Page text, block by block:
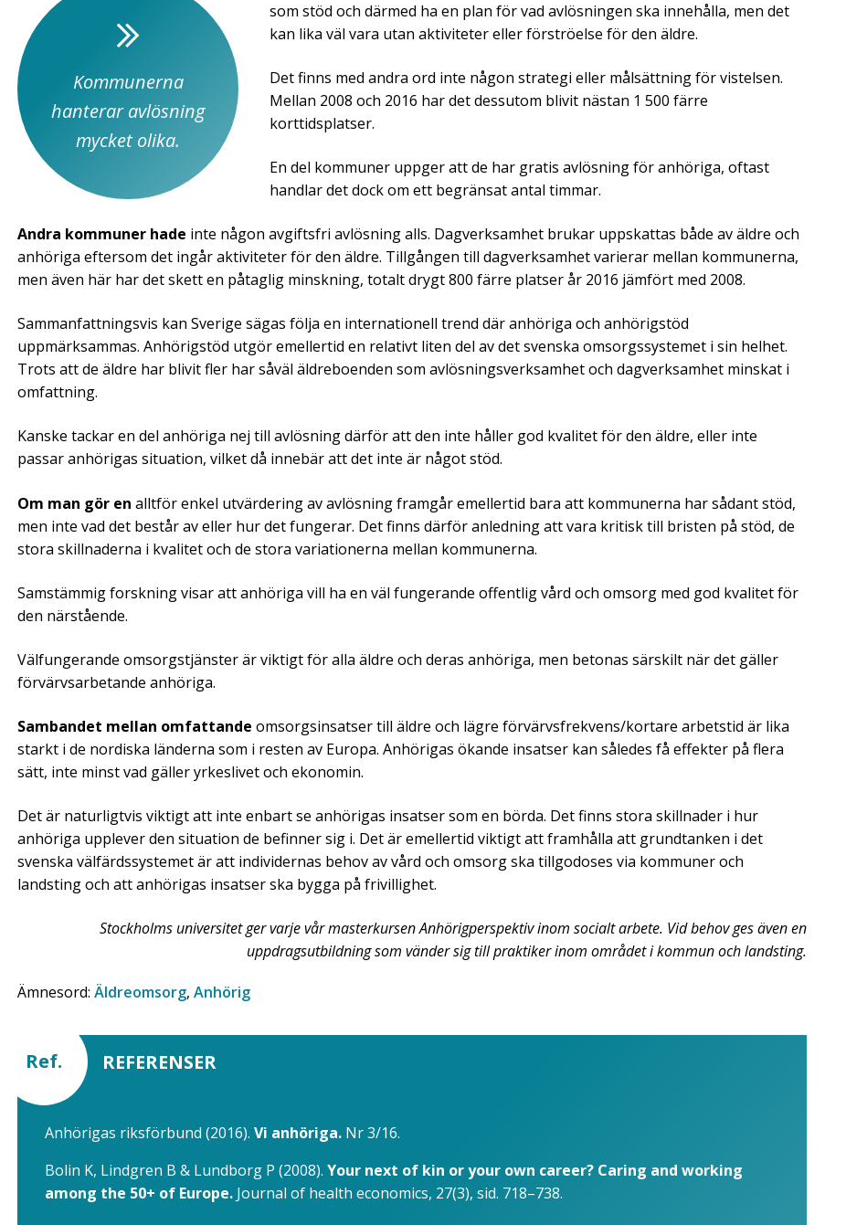
som stöd och därmed ha en plan för vad avlösningen ska innehålla, men det
kan lika väl vara utan aktiviteter eller förströelse för den äldre.
Det finns med andra ord inte någon strategi eller målsättning för vistelsen.
Mellan 2008 och 2016 har det dessutom blivit nästan 1 500 färre
korttidsplatser.
En del kommuner uppger att de har gratis avlösning för anhöriga, oftast
handlar det dock om ett begränsat antal timmar.
Kommunerna
hanterar avlösning
mycket olika.
Andra kommuner hade inte någon avgiftsfri avlösning alls. Dagverksamhet brukar uppskattas både av äldre och
anhöriga eftersom det ingår aktiviteter för den äldre. Tillgången till dagverksamhet varierar mellan kommunerna,
men även här har det skett en påtaglig minskning, totalt drygt 800 färre platser år 2016 jämfört med 2008.
Sammanfattningsvis kan Sverige sägas följa en internationell trend där anhöriga och anhörigstöd
uppmärksammas. Anhörigstöd utgör emellertid en relativt liten del av det svenska omsorgssystemet i sin helhet.
Trots att de äldre har blivit fler har såväl äldreboenden som avlösningsverksamhet och dagverksamhet minskat i
omfattning.
Kanske tackar en del anhöriga nej till avlösning därför att den inte håller god kvalitet för den äldre, eller inte
passar anhörigas situation, vilket då innebär att det inte är något stöd.
Om man gör en alltför enkel utvärdering av avlösning framgår emellertid bara att kommunerna har sådant stöd,
men inte vad det består av eller hur det fungerar. Det finns därför anledning att vara kritisk till bristen på stöd, de
stora skillnaderna i kvalitet och de stora variationerna mellan kommunerna.
Samstämmig forskning visar att anhöriga vill ha en väl fungerande offentlig vård och omsorg med god kvalitet för
den närstående.
Välfungerande omsorgstjänster är viktigt för alla äldre och deras anhöriga, men betonas särskilt när det gäller
förvärvsarbetande anhöriga.
Sambandet mellan omfattande omsorgsinsatser till äldre och lägre förvärvsfrekvens/kortare arbetstid är lika
starkt i de nordiska länderna som i resten av Europa. Anhörigas ökande insatser kan således få effekter på flera
sätt, inte minst vad gäller yrkeslivet och ekonomin.
Det är naturligtvis viktigt att inte enbart se anhörigas insatser som en börda. Det finns stora skillnader i hur
anhöriga upplever den situation de befinner sig i. Det är emellertid viktigt att framhålla att grundtanken i det
svenska välfärdssystemet är att individernas behov av vård och omsorg ska tillgodoses via kommuner och
landsting och att anhörigas insatser ska bygga på frivillighet.
Stockholms universitet ger varje vår masterkursen Anhörigperspektiv inom socialt arbete. Vid behov ges även en
uppdragsutbildning som vänder sig till praktiker inom området i kommun och landsting.
Ämnesord: Äldreomsorg, Anhörig
Ref. REFERENSER
Anhörigas riksförbund (2016). Vi anhöriga. Nr 3/16.
Bolin K, Lindgren B & Lundborg P (2008). Your next of kin or your own career? Caring and working
among the 50+ of Europe. Journal of health economics, 27(3), sid. 718–738.